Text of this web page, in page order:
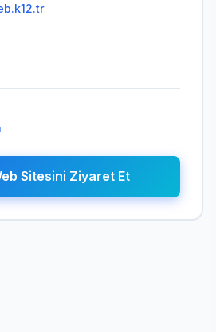
Sitesini Ziyaret Et